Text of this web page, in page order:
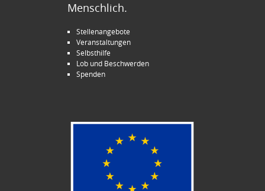
Menschlich.
Stellenangebote
Veranstaltungen
Selbsthilfe
Lob und Beschwerden
Spenden